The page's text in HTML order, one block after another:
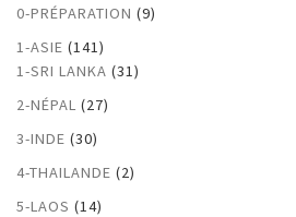
0-PRÉPARATION (9)
1-ASIE (141)
1-SRI LANKA (31)
2-NÉPAL (27)
3-INDE (30)
4-THAILANDE (2)
5-LAOS (14)